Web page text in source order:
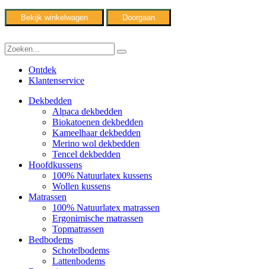
Bekijk winkelwagen Doorgaan
Ontdek
Klantenservice
Dekbedden
Alpaca dekbedden
Biokatoenen dekbedden
Kameelhaar dekbedden
Merino wol dekbedden
Tencel dekbedden
Hoofdkussens
100% Natuurlatex kussens
Wollen kussens
Matrassen
100% Natuurlatex matrassen
Ergonimische matrassen
Topmatrassen
Bedbodems
Schotelbodems
Lattenbodems